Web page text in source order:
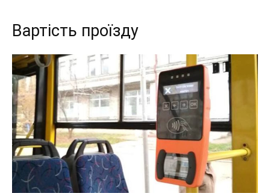
Вартість проїзду